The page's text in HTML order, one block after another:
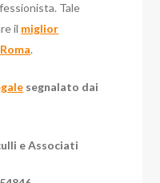
Tale
il miglior
.
segnalato dai
e Associati